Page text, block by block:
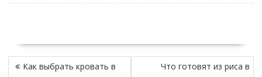
Н
Как выбрать кровать в
Что готовят из риса в